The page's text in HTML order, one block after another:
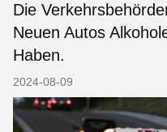
Die
Neuen Autos
Haben.
2024-08-09